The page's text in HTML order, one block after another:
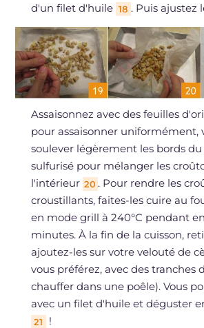
d'un filet d'huile 18 . Puis ajustez
Assaisonnez avec des feuilles
pour assaisonner uniformément,
soulever légèrement les bords
sulfurisé pour mélanger les
l'intérieur 20 . Pour rendre les
croustillants, faites-les cuire au
en mode grill à 240°C pendant
minutes. À la fin de la cuisson,
ajoutez-les sur votre velouté de
vous préférez, avec des tranches
chauffer dans une poêle). Vous
avec un filet d'huile et déguster
21 !